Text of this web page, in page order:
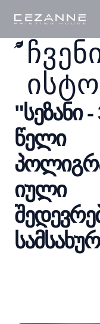
content
"სეზანი -
წელი
იული